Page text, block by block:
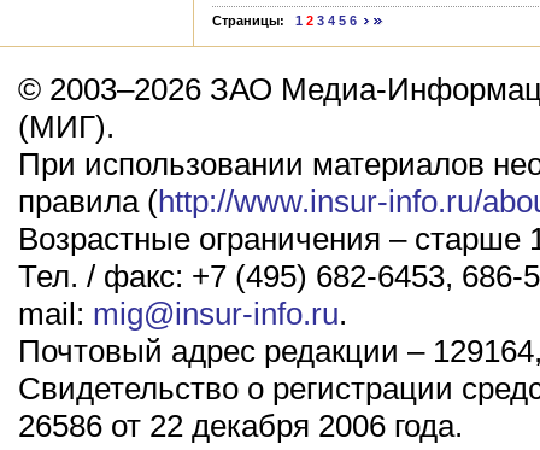
Страницы: 1 2 3 4 5 6
© 2003–2026 ЗАО Медиа-
(МИГ).
При использовании материалов
правила (http://www.insur-info.ru/
Возрастные ограничения – старше
Тел. / факс: +7 (495) 682-6453, 686-
mail: mig@insur-info.ru.
Почтовый адрес редакции –
Свидетельство о регистрации
26586 от 22 декабря 2006 года.